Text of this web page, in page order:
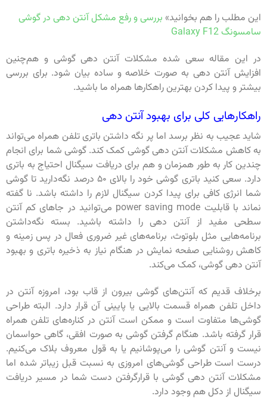
این مطلب را هم بخوانید» بررسی و رفع مشکل آنتن دهی در گوشی
سامسونگ Galaxy F12
در این مقاله سعی شده مشکلات آنتن ‌دهی گوشی و هم‌چنین
افزایش آنتن دهی به صورت خلاصه و ساده بیان شود. برای بررسی
بیشتر و پیدا کردن بهترین راهکارها همراه ما باشید.
راهکارهایی کلی برای بهبود آنتن دهی
شاید عجیب به نظر برسد اما پر نگه داشتن باتری تلفن همراه می‌تواند
به کاهش مشکلات آنتن دهی گوشی کمک کند‌. گوشی شما برای انجام
چندین کار به طور همزمان و هم برای دریافت سیگنال احتیاج به باتری
دارد. سعی کنید باتری گوشی خود را بالای ۵۰ درصد نگه‌دارید تا گوشی
شما انرژی کافی برای پیدا کردن سیگنال‌‌ لازم را داشته باشد. نا گفته
نماند با قابلیت power saving mode می‌توانید در جاهای کم آنتن
سطحی مفید از آنتن دهی را داشته باشید. بسته نگه‌داشتن
برنامه‌هایی مثل بلوتوث، برنامه‌های غیر ضروری فعال در پس زمینه و
کاهش روشنایی صفحه نمایش در هنگام نیاز به ذخیره باتری و بهبود
آنتن دهی گوشی، کمک می‌کند.
برخلاف قدیم که آنتن‌های گوشی بیرون از قاب بود، امروزه آنتن در
داخل تلفن همراه قسمت بالایی یا پایینی آن قرار دارد. البته طراحی
گوشی‌ها متفاوت است و ممکن است آنتن در کناره‌های تلفن همراه
قرار گرفته باشد. هنگام گرفتن گوشی به صورت افقی، گاهی حواسمان
نیست و آنتن گوشی را می‌پوشانیم یا به قول معروف بلاک می‌کنیم.
درست است طراحی گوشی‌های امروزی به نسبت قبل زیباتر شده اما
مشکلات آنتن دهی گوشی با قرارگرفتن دست شما در مسیر دریافت
سیگنال از دکل هم وجود دارد.